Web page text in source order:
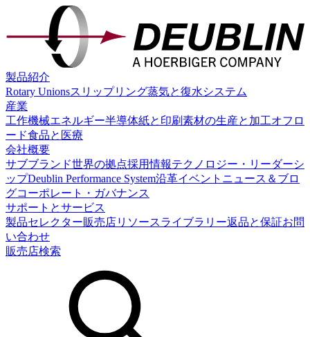
製品紹介
Rotary Unionsスリップリング蒸気と復水システム
産業
工作機械エネルギー半導体紙と印刷素材の生産と加工オフロ
ード食品と医療
会社概要
サブブランド世界の拠点採用情報テクノロジー・リーダーシ
ップDeublin Performance System沿革イベント ニュース＆ブロ
グコーポレート・ガバナンス
サポートとサービス
製品セレクター販売店リソースライブラリー返品と保証お問
い合わせ
販売店検索